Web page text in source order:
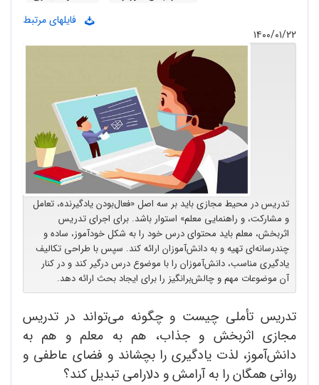
فایلهای مرتبط
۱۴۰۰/۰۱/۲۲
تدریس در محیط مجازی باید بر سه اصل «فعال‌بودن یادگیرنده، تعامل
و مشارکت، و راهنمایی معلم» استوار باشد. برای اجرای تدریس
اثربخش، معلم باید محتوای درس خود را به شکل خودآموز، ساده و
چندرسانه‌ای تهیه و به دانش‌آموزان ارائه کند. سپس با طراحی تکالیف
یادگیری مناسب، دانش‌آموزان را با موضوع درس درگیر کند و در کنار
آن موضوعات مهم و چالش‌برانگیز را برای ایجاد بحث ارائه دهد.
تدریس تأملی چیست و چگونه می‌تواند در تدریس
مجازی اثربخش و جذاب، هم به معلم و هم به
دانش‌آموز، لذت یادگیری را بچشاند و فضای عاطفی و
روانی همگان را به آرامش و دلارامی تبدیل کند؟